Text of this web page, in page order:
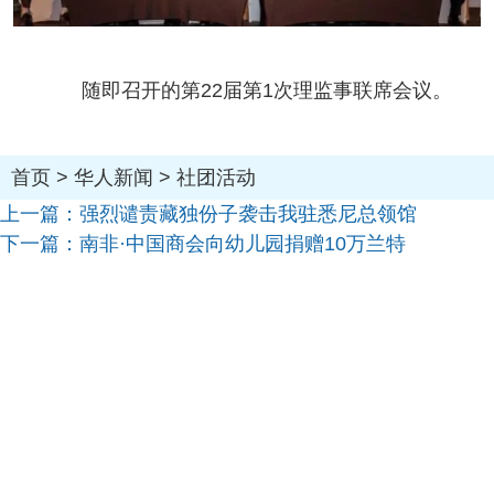
随即召开的第22届第1次理监事联席会议。
首页 > 华人新闻 > 社团活动
上一篇： 强烈谴责藏独份子袭击我驻悉尼总领馆
下一篇： 南非·中国商会向幼儿园捐赠10万兰特